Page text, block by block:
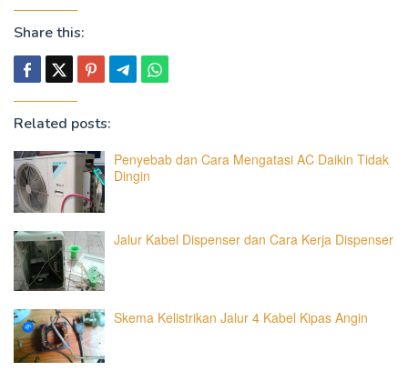
Share this:
Related posts:
Penyebab dan Cara Mengatasi AC Daikin Tidak
Dingin
Jalur Kabel Dispenser dan Cara Kerja Dispenser
Skema Kelistrikan Jalur 4 Kabel Kipas Angin